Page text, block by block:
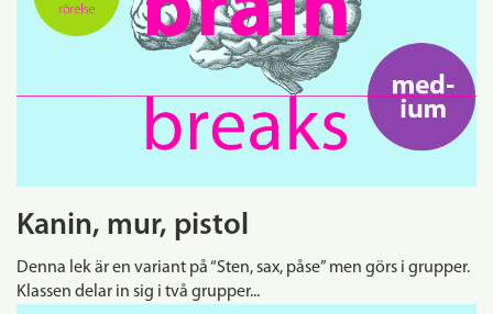
Kanin, mur, pistol
Denna lek är en variant på “Sten, sax, påse” men görs i grupper.
Klassen delar in sig i två grupper...